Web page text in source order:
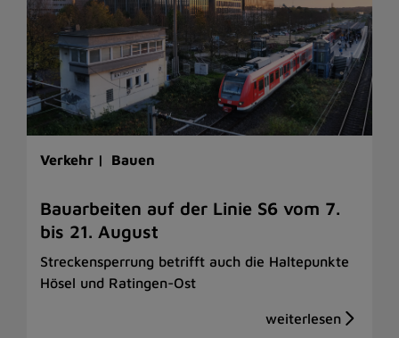
Verkehr | Bauen
Bauarbeiten auf der Linie S6 vom 7.
bis 21. August
Streckensperrung betrifft auch die Haltepunkte
Hösel und Ratingen-Ost